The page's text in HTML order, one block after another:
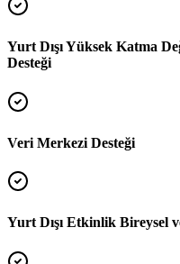
Yurt Dışı Yüksek Katma
Desteği
Veri Merkezi Desteği
Yurt Dışı Etkinlik Bireysel